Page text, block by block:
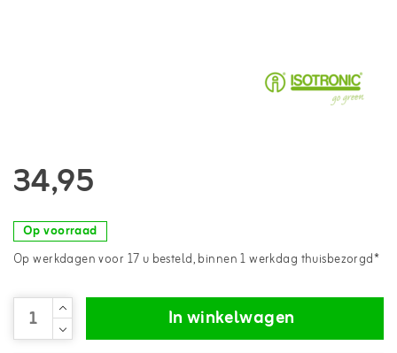
34,95
Op voorraad
Op werkdagen voor 17 u besteld, binnen 1 werkdag thuisbezorgd*
In winkelwagen